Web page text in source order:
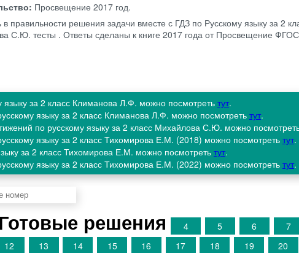
Просвещение 2017 год.
в правильности решения задачи вместе с ГДЗ по Русскому языку за 2
С.Ю. тесты . Ответы сделаны к книге 2017 года от Просвещение ФГОС
языку за 2 класс Климанова Л.Ф. можно посмотреть тут.
языку за 2 класс Климанова Л.Ф. можно посмотреть тут.
по русскому языку за 2 класс Михайлова С.Ю. можно
языку за 2 класс Тихомирова Е.М. (2018) можно посмотреть тут.
за 2 класс Тихомирова Е.М. можно посмотреть тут.
языку за 2 класс Тихомирова Е.М. (2022) можно посмотреть тут.
решения 4 5 6 7
12 13 14 15 16 17 18 19 20